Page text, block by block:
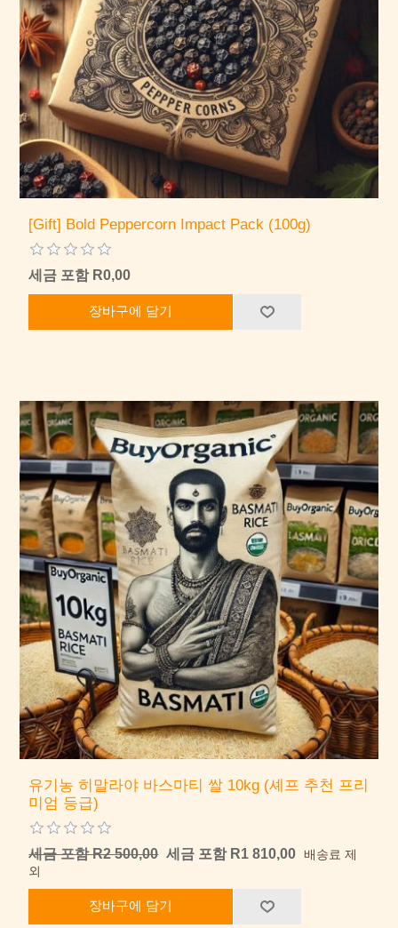
[Gift] Bold Peppercorn Impact Pack (100g)
세금 포함 R0,00
장바구에 담기
유기농 히말라야 바스마티 쌀 10kg (셰프 추천 프리
미엄 등급)
세금 포함 R2 500,00 세금 포함 R1 810,00 배송료 제
외
장바구에 담기